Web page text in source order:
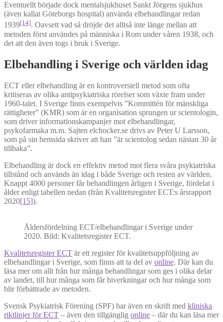
Eventuellt började dock mentalsjukhuset Sankt Jörgens sjukhus
(även kallat Göteborgs hospital) använda elbehandlingar redan
1939[14]. Oavsett vad så dröjde det alltså inte länge mellan att
metoden först användes på människa i Rom under våren 1938, och
det att den även togs i bruk i Sverige.
Elbehandling i Sverige och världen idag
ECT eller elbehandling är en kontroversiell metod som ofta
kritiseras av olika antipsykiatriska rörelser som växte fram under
1960-talet. I Sverige finns exempelvis ”Kommittén för mänskliga
rättigheter” (KMR) som är en organisation sprungen ur scientologin,
som driver informationskampanjer mot elbehandlingar,
psykofarmaka m.m. Sajten elchocker.se drivs av Peter U Larsson,
som på sin hemsida skriver att han ”är scientolog sedan nästan 30 år
tillbaka”.
Elbehandling är dock en effektiv metod mot flera svåra psykiatriska
tillstånd och används än idag i både Sverige och resten av världen.
Knappt 4000 personer får behandlingen årligen i Sverige, fördelat i
ålder enligt tabellen nedan (från Kvalitetsregister ECT:s årsrapport
2020[15]).
Åldersfördelning ECT/elbehandlingar i Sverige under
2020. Bild: Kvalitetsregister ECT.
Kvalitetsregister ECT är ett register för kvalitetsuppföljning av
elbehandlingar i Sverige, som finns att ta del av online. Där kan du
läsa mer om allt från hur många behandlingar som ges i olika delar
av landet, till hur många som får biverkningar och hur många som
blir förbättrade av metoden.
Svensk Psykiatrisk Förening (SPF) har även en skrift med kliniska
riktlinjer för ECT – även den tillgänglig online – där du kan läsa mer